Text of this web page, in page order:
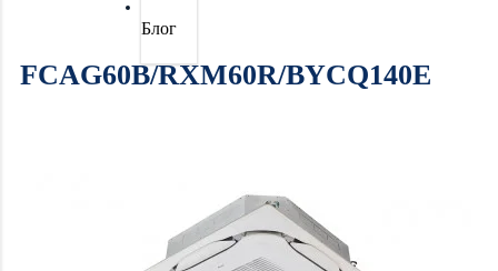
Блог
FCAG60B/RXM60R/BYCQ140E